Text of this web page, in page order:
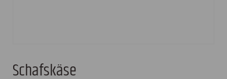
Schafskäse